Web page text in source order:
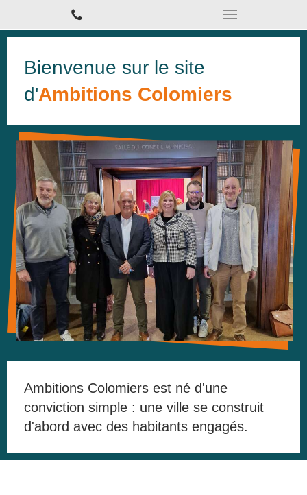
Bienvenue sur le site
d'Ambitions Colomiers
Ambitions Colomiers est né d'une
conviction simple : une ville se construit
d'abord avec des habitants engagés.